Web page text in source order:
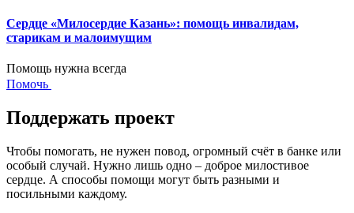
Сердце «Милосердие Казань»: помощь инвалидам,
старикам и малоимущим
Помощь нужна всегда
Помочь
Поддержать проект
Чтобы помогать, не нужен повод, огромный счёт в банке или
особый случай. Нужно лишь одно – доброе милостивое
сердце. А способы помощи могут быть разными и
посильными каждому.